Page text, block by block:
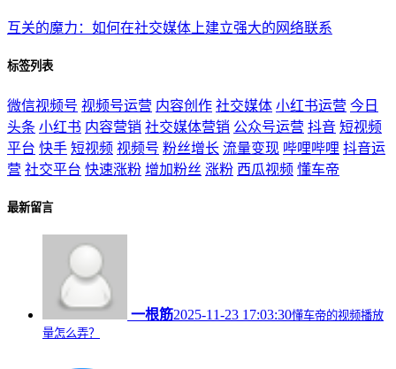
互关的魔力：如何在社交媒体上建立强大的网络联系
标签列表
微信视频号 视频号运营 内容创作 社交媒体 小红书运营 今日
头条 小红书 内容营销 社交媒体营销 公众号运营 抖音 短视频
平台 快手 短视频 视频号 粉丝增长 流量变现 哔哩哔哩 抖音运
营 社交平台 快速涨粉 增加粉丝 涨粉 西瓜视频 懂车帝
最新留言
一根筋2025-11-23 17:03:30懂车帝的视频播放
量怎么弄？